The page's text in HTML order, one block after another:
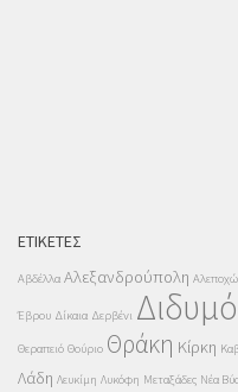
ΕΤΙΚΈΤΕΣ
Αβδέλλα Αλεξανδρούπολη
Έβρου Δίκαια Δερβένι
Θεραπειό Θούριο Θράκη Κίρκη
Λάδη Λευκίμη Λυκόφη Μεταξάδες Νέα